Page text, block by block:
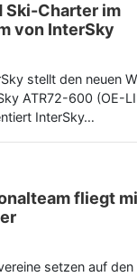
Ski-Charter im
von InterSky
stellt den neuen
ATR72-600 (OE-
InterSky…
fliegt
setzen auf den